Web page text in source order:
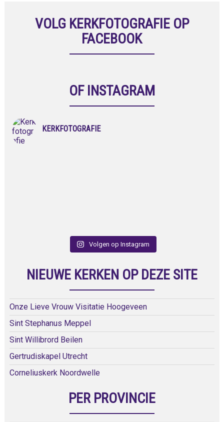
VOLG KERKFOTOGRAFIE OP
FACEBOOK
OF INSTAGRAM
KERKFOTOGRAFIE
Volgen op Instagram
NIEUWE KERKEN OP DEZE SITE
Onze Lieve Vrouw Visitatie Hoogeveen
Sint Stephanus Meppel
Sint Willibrord Beilen
Gertrudiskapel Utrecht
Corneliuskerk Noordwelle
PER PROVINCIE